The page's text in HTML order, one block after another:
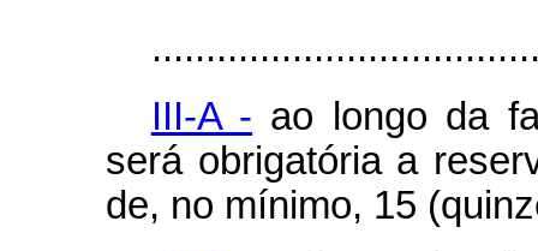
III-A - ao longo da
será obrigatória a
de, no mínimo, 15